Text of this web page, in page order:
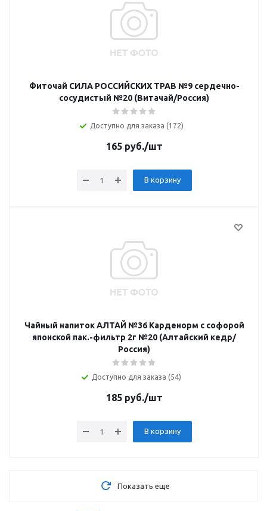
Фиточай СИЛА РОССИЙСКИХ ТРАВ №9 сердечно-
сосудистый №20 (Витачай/Россия)
Доступно для заказа (172)
165руб./шт
В корзину
Чайный напиток АЛТАЙ №36 Карденорм с софорой
японской пак.-фильтр 2г №20 (Алтайский кедр/
Россия)
Доступно для заказа (54)
185руб./шт
В корзину
Показать еще